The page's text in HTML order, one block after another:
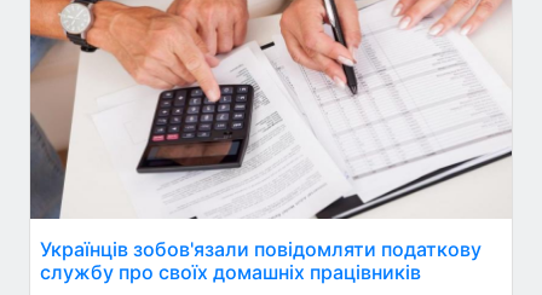
Українців зобов'язали повідомляти податкову
службу про своїх домашніх працівників